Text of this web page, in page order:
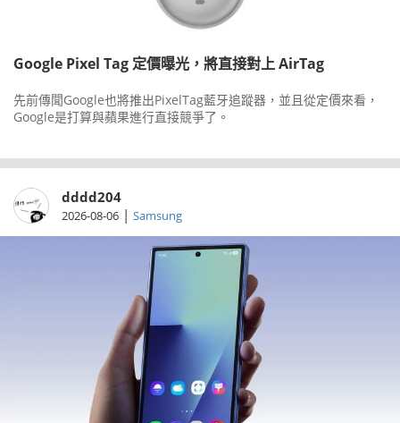
Google Pixel Tag 定價曝光，將直接對上 AirTag
先前傳聞Google也將推出PixelTag藍牙追蹤器，並且從定價來看，
Google是打算與蘋果進行直接競爭了。
dddd204
2026-08-06 | Samsung